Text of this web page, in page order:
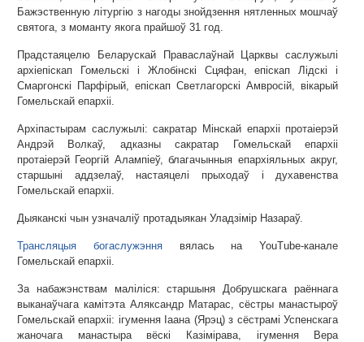
Бажэственную літургію з нагоды знойдзення нятленных мошчаў
святога, з моманту якога прайшоў 31 год.
Прадстаяцелю Беларускай Праваслаўнай Царквы саслужылі
архіепіскап Гомельскі і Жлобінскі Сцяфан, епіскап Лідскі і
Смаргонскі Парфірый, епіскап Светлагорскі Амвросій, вікарый
Гомельскай епархіі.
Архіпастырам саслужылі: сакратар Мінскай епархіі протаіерэй
Андрэй Волкаў, адказны сакратар Гомельскай епархіі
протаіерэй Георгій Алампіеў, благачынныя епархіяльных акруг,
старшыні аддзелаў, настаяцелі прыходаў і духавенства
Гомельскай епархіі.
Дыяканскі чын узначаліў протадыякан Уладзімір Назараў.
Трансляцыя богаслужэннявялась на YouTube-канале
Гомельскай епархіі.
За набажэнствам маліліся: старшыня Добрушскага раённага
выканаўчага камітэта Аляксандр Матарас, сёстры манастыроў
Гомельскай епархіі: ігумення Іаана (Ярэц) з сёстрамі Успенскага
жаночага манастыра вёскі Казімірава, ігумення Вера